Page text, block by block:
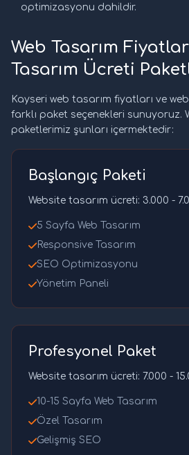
optimizasyonu dahildir.
Web Tasarım
Tasarım Ücreti
Kayseri web tasarım fiyatları ve
farklı paket seçenekleri sunuyoruz.
paketlerimiz şunları içermektedir:
Başlangıç Paketi
Website tasarım ücreti: 3.000 -
5 Sayfa Web Tasarım
Responsive Tasarım
SEO Optimizasyonu
Yönetim Paneli
Profesyonel Paket
Website tasarım ücreti: 7.000 -
10-15 Sayfa Web Tasarım
Özel Tasarım
Gelişmiş SEO